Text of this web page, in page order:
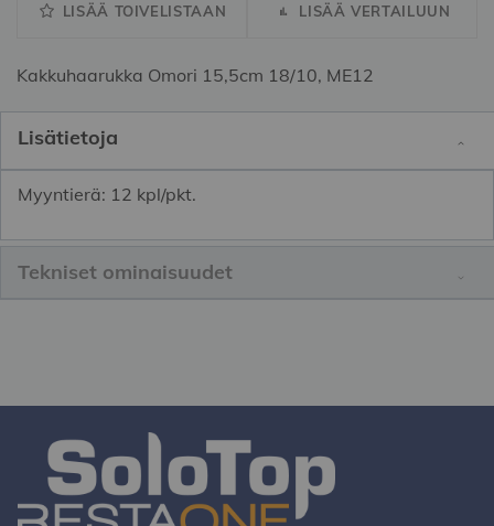
LISÄÄ TOIVELISTAAN LISÄÄ VERTAILUUN
Kakkuhaarukka Omori 15,5cm 18/10, ME12
Lisätietoja
Myyntierä: 12 kpl/pkt.
Tekniset ominaisuudet